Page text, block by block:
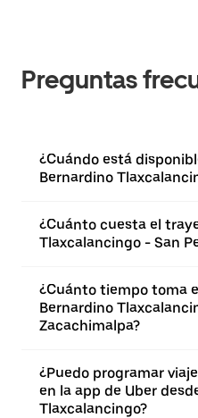
Preguntas
¿Cuándo está
Bernardino
¿Cuánto cuesta el
Tlaxcalancingo - San
¿Cuánto tiempo toma
Bernardino
Zacachimalpa?
¿Puedo programar
en la app de Uber
Tlaxcalancingo?